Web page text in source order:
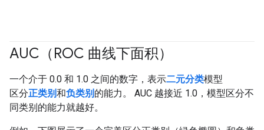
AUC（ROC 曲线下面积）
一个介于 0.0 和 1.0 之间的数字，表示二元分类模型
区分正类别和负类别 的能力。 AUC 越接近 1.0，模型区分不
同类别的能力就越好。